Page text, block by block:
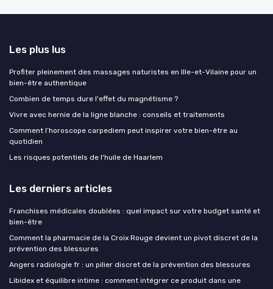
Les plus lus
Profiter pleinement des massages naturistes en Ille-et-Vilaine pour un
bien-être authentique
Combien de temps dure l'effet du magnétisme ?
Vivre avec hernie de la ligne blanche : conseils et traitements
Comment l’horoscope carpediem peut inspirer votre bien-être au
quotidien
Les risques potentiels de l'huile de Haarlem
Les derniers articles
Franchises médicales doublées : quel impact sur votre budget santé et
bien-être
Comment la pharmacie de la Croix Rouge devient un pivot discret de la
prévention des blessures
Angers radiologie fr : un pilier discret de la prévention des blessures
Libidex et équilibre intime : comment intégrer ce produit dans une